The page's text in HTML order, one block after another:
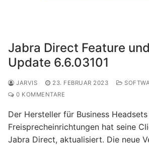
Jabra Direct Feature
Update 6.6.03101
JARVIS 23. FEBRUAR 2023
0 KOMMENTARE
Der Hersteller für Business
Freisprecheinrichtungen hat seine
Jabra Direct, aktualisiert. Die neue